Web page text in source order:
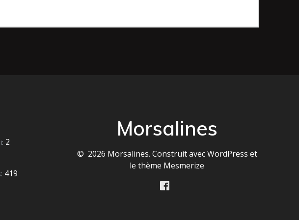
2
419
Morsalines
© 2026 Morsalines. Construit avec WordPress et
lethème Mesmerize